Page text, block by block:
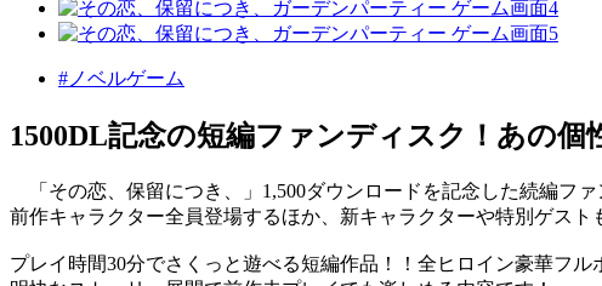
#ノベルゲーム
1500DL記念の短編ファンディスク！あの個
「その恋、保留につき、」1,500ダウンロードを記念した続編ファ
前作キャラクター全員登場するほか、新キャラクターや特別ゲスト
プレイ時間30分でさくっと遊べる短編作品！！全ヒロイン豪華フル